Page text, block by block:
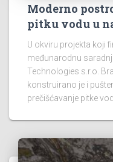
Moderno
pitku vodu u
U okviru projekta koji
međunarodnu
Technologies s.r.o.
konstruirano je i
prečišćavanje pitke